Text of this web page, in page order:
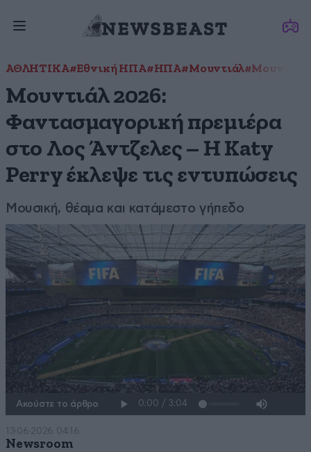
ΑΘΛΗΤΙΚΑ#Εθνική ΗΠΑ#ΗΠΑ#Μουντιάλ#Μουντιάλ
Μουντιάλ 2026:
Φαντασμαγορική πρεμιέρα
στο Λος Άντζελες – Η Katy
Perry έκλεψε τις εντυπώσεις
Μουσική, θέαμα και κατάμεστο γήπεδο
Ακούστε το άρθρο
13·06·2026 04:16
Newsroom